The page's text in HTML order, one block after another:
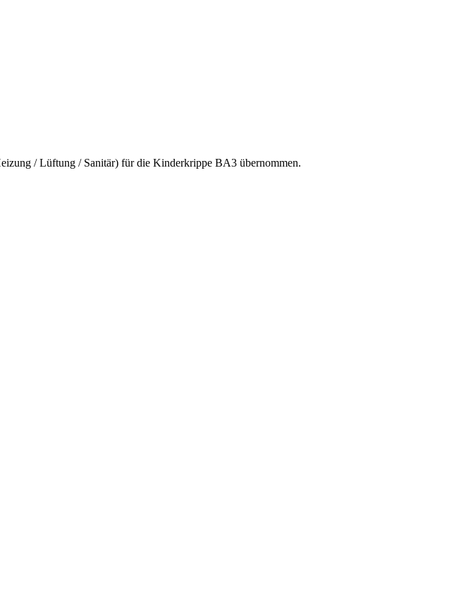
/ Lüftung / Sanitär) für die Kinderkrippe BA3 übernommen.